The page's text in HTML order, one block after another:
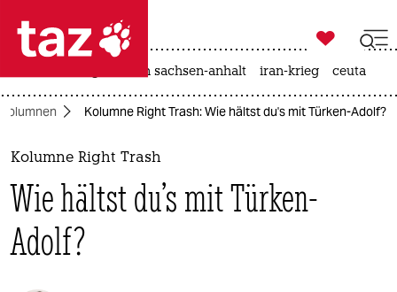
 taz zahl ich
taz zahl ich
themen
politik
öko

taz zahl ich
landtagswahl in sachsen-anhalt iran-krieg ceuta
Kolumnen Kolumne Right Trash: Wie hältst du's mit Türken-Adolf?
Kolumne Right Trash
Wie hältst du's mit Türken-
Adolf?